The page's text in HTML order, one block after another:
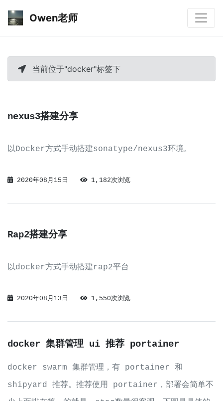
Owen老师
当前位于"docker"标签下
nexus3搭建分享
以Docker方式手动搭建sonatype/nexus3环境。
2020年08月15日 1,182次浏览
Rap2搭建分享
以docker方式手动搭建rap2平台
2020年08月13日 1,550次浏览
docker 集群管理 ui 推荐 portainer
docker swarm 集群管理，有 portainer 和
shipyard 推荐。推荐使用 portainer，部署会简单不